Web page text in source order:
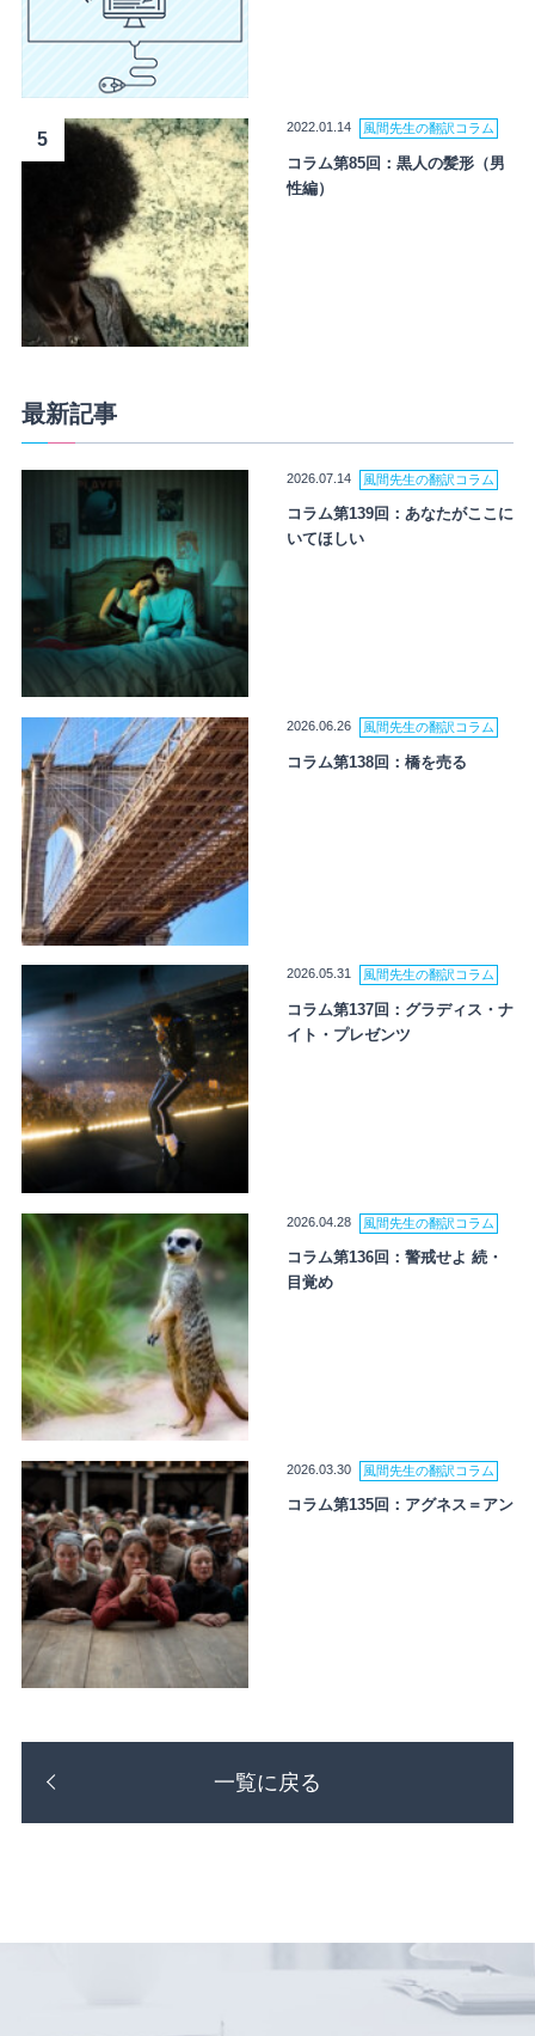
5
2022.01.14 風間先生の翻訳コラム
コラム第85回：黒人の髪形（男
性編）
最新記事
2026.07.14 風間先生の翻訳コラム
コラム第139回：あなたがここに
いてほしい
2026.06.26 風間先生の翻訳コラム
コラム第138回：橋を売る
2026.05.31 風間先生の翻訳コラム
コラム第137回：グラディス・ナ
イト・プレゼンツ
2026.04.28 風間先生の翻訳コラム
コラム第136回：警戒せよ 続・
目覚め
2026.03.30 風間先生の翻訳コラム
コラム第135回：アグネス＝アン
一覧に戻る